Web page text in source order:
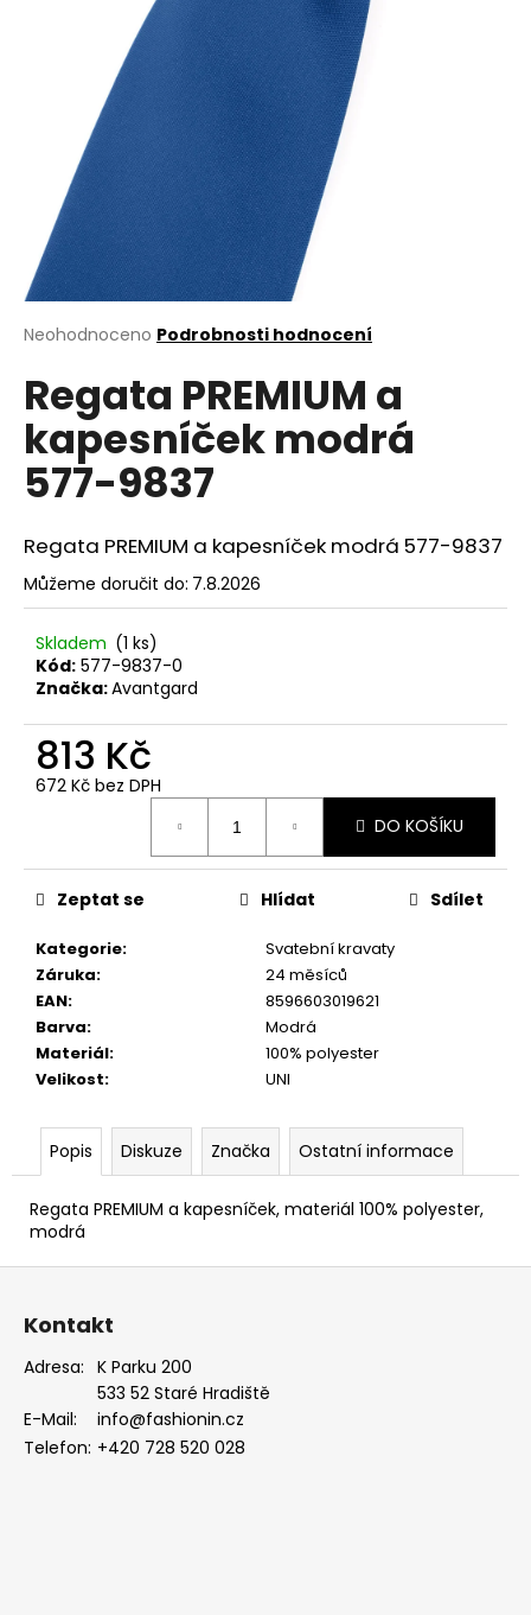
Průměrné
produktu
je
0,0
5
hvězdiček.
Neohodnoceno Podrobnosti hodnocení
Regata PREMIUM a
kapesníček modrá
577-9837
Regata PREMIUM a kapesníček modrá 577-9837
Můžeme doručit do: 7.8.2026
Skladem (1 ks)
Kód: 577-9837-0
Značka:Avantgard
813 Kč
672 Kč bez DPH
DO KOŠÍKU
Kategorie:
Svatební kravaty
Záruka:
24 měsíců
EAN:
8596603019621
Barva:
Modrá
Materiál:
100% polyester
Velikost: UNI
Zeptat se Hlídat Sdílet
Popis Diskuze Značka Ostatní informace
Regata PREMIUM a kapesníček, materiál 100% polyester,
modrá
HLEDAT
D
o
p
o
r
č
u
j
e
m
e
SET
LÁTKOVÉ
ŠLE
A
ZAPÍNÁNÍM
KLIPY
35
MM,
MOTÝLEK
KAPESNÍČEK
MODRÁ,
886-
2244369
754
Kč
Z
Kontakt
Adresa: K Parku 200
533 52 Staré Hradiště
E-Mail:
info@fashionin.cz
Telefon: +420 728 520 028